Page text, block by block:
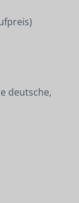
deutsche,